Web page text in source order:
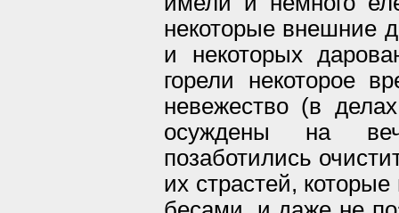
некоторые внешние
и некоторых
горели некоторое
невежество (в
осуждены на
позаботились
их страстей,